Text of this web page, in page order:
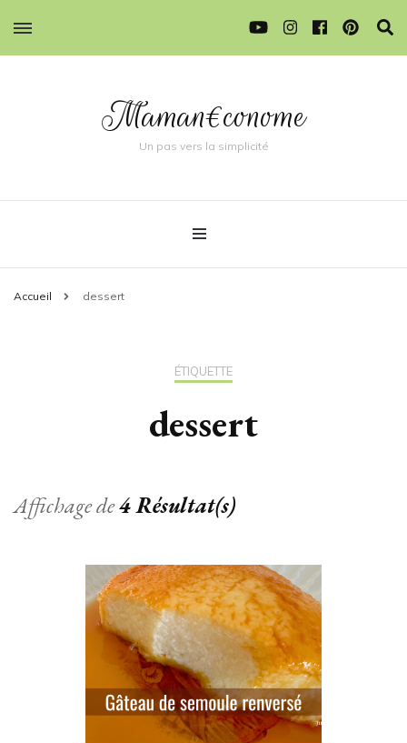
Maman€conome
Un pas vers la simplicité
Accueil dessert
ÉTIQUETTE
dessert
Affichage de4 Résultat(s)